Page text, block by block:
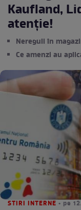
Kaufland,
atenție!
Nereguli în
Ce amenzi au
STIRI INTERNE • pe